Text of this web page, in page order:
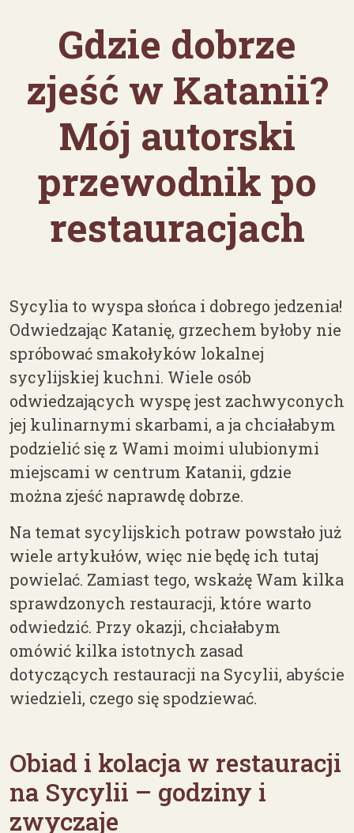
Gdzie dobrze
zjeść w Katanii?
Mój autorski
przewodnik po
restauracjach
Sycylia to wyspa słońca i dobrego jedzenia!
Odwiedzając Katanię, grzechem byłoby nie
spróbować smakołyków lokalnej
sycylijskiej kuchni. Wiele osób
odwiedzających wyspę jest zachwyconych
jej kulinarnymi skarbami, a ja chciałabym
podzielić się z Wami moimi ulubionymi
miejscami w centrum Katanii, gdzie
można zjeść naprawdę dobrze.
Na temat sycylijskich potraw powstało już
wiele artykułów, więc nie będę ich tutaj
powielać. Zamiast tego, wskażę Wam kilka
sprawdzonych restauracji, które warto
odwiedzić. Przy okazji, chciałabym
omówić kilka istotnych zasad
dotyczących restauracji na Sycylii, abyście
wiedzieli, czego się spodziewać.
Obiad i kolacja w restauracji
na Sycylii – godziny i
zwyczaje